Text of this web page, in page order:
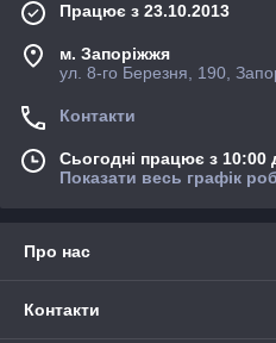
Працює з 23.10.2013
м. Запоріжжя
ул. 8-го Березня, 190,
Контакти
Сьогодні працює з 10:00
Показати весь графік
Про нас
Контакти